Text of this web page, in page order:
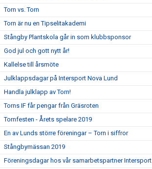
Torn vs. Torn
Torn är nu en Tipselitakademi
Stångby Plantskola går in som klubbsponsor
God jul och gott nytt år!
Kallelse till årsmöte
Julklappsdagar på Intersport Nova Lund
Handla julklapp av Torn!
Torns IF får pengar från Gräsroten
Tornfesten - Årets spelare 2019
En av Lunds större föreningar – Torn i siffror
Stångbymässan 2019
Föreningsdagar hos vår samarbetspartner Intersport